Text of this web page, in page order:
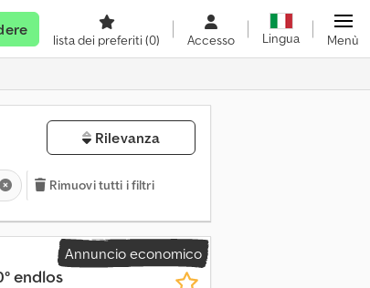
lista dei preferiti (0) Accesso Lingua Menù
Rilevanza
Rimuovi tutti i filtri
Annuncio economico
endlos